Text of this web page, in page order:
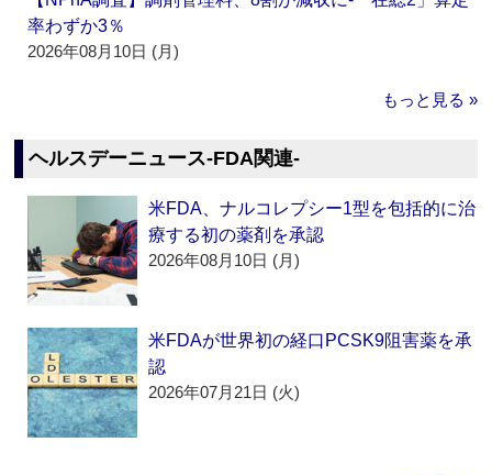
率わずか3％
2026年08月10日 (月)
もっと見る »
ヘルスデーニュース‐FDA関連‐
米FDA、ナルコレプシー1型を包括的に治
療する初の薬剤を承認
2026年08月10日 (月)
米FDAが世界初の経口PCSK9阻害薬を承
認
2026年07月21日 (火)